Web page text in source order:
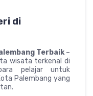
di
Terbaik–
wisata terkenal di
pelajar untuk
Palembang yang